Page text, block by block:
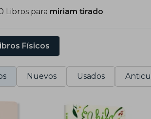
Libros para miriam tirado
Físicos
Nuevos Usados